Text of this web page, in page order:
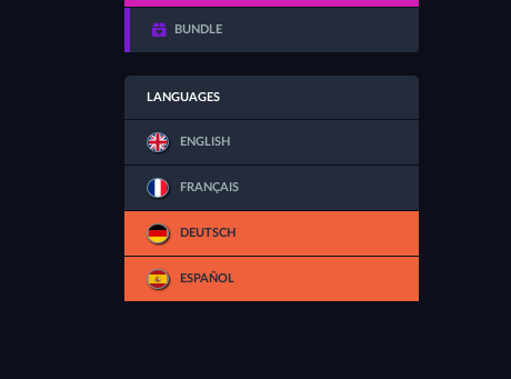
BUNDLE
LANGUAGES
ENGLISH
FRANÇAIS
DEUTSCH
ESPAÑOL